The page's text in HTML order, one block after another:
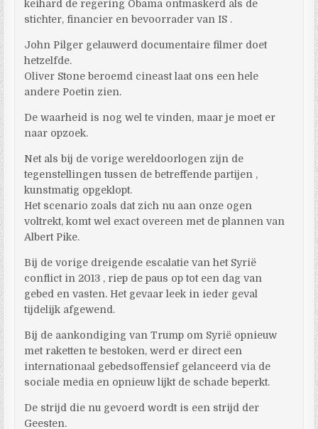
keihard de regering Obama ontmaskerd als de
stichter, financier en bevoorrader van IS .
John Pilger gelauwerd documentaire filmer doet
hetzelfde.
Oliver Stone beroemd cineast laat ons een hele
andere Poetin zien.
De waarheid is nog wel te vinden, maar je moet er
naar opzoek.
Net als bij de vorige wereldoorlogen zijn de
tegenstellingen tussen de betreffende partijen ,
kunstmatig opgeklopt.
Het scenario zoals dat zich nu aan onze ogen
voltrekt, komt wel exact overeen met de plannen van
Albert Pike.
Bij de vorige dreigende escalatie van het Syrië
conflict in 2013 , riep de paus op tot een dag van
gebed en vasten. Het gevaar leek in ieder geval
tijdelijk afgewend.
Bij de aankondiging van Trump om Syrië opnieuw
met raketten te bestoken, werd er direct een
internationaal gebedsoffensief gelanceerd via de
sociale media en opnieuw lijkt de schade beperkt.
De strijd die nu gevoerd wordt is een strijd der
Geesten.